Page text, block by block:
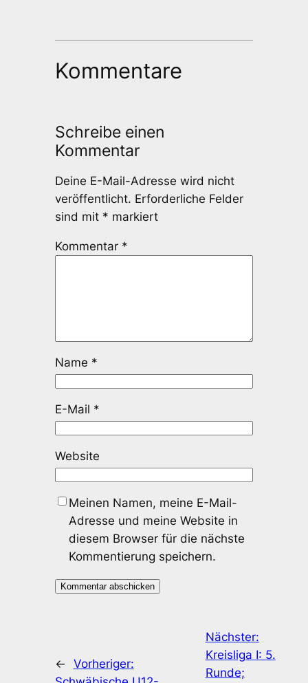
Kommentare
Schreibe einen
Kommentar
Deine E-Mail-Adresse wird nicht
veröffentlicht. Erforderliche Felder
sind mit * markiert
Kommentar *
Name *
E-Mail *
Website
Meinen Namen, meine E-Mail-
Adresse und meine Website in
diesem Browser für die nächste
Kommentierung speichern.
← Vorheriger:
Nächster:
Kreisliga I: 5.
Runde;